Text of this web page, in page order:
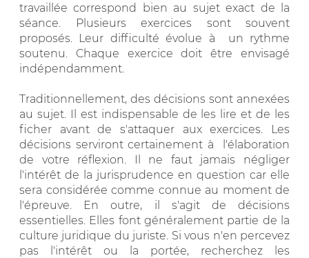
travaillée correspond bien au sujet exact de la
séance. Plusieurs exercices sont souvent
proposés. Leur difficulté évolue à un rythme
soutenu. Chaque exercice doit être envisagé
indépendamment.
Traditionnellement, des décisions sont annexées
au sujet. Il est indispensable de les lire et de les
ficher avant de s'attaquer aux exercices. Les
décisions serviront certainement à l'élaboration
de votre réflexion. Il ne faut jamais négliger
l'intérêt de la jurisprudence en question car elle
sera considérée comme connue au moment de
l'épreuve. En outre, il s'agit de décisions
essentielles. Elles font généralement partie de la
culture juridique du juriste. Si vous n'en percevez
pas l'intérêt ou la portée, recherchez les